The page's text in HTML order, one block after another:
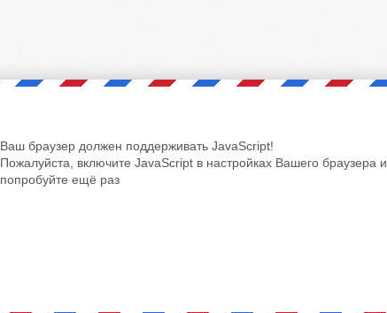
Ваш браузер должен поддерживать JavaScript!
Пожалуйста, включите JavaScript в настройках Вашего браузера и
попробуйте ещё раз